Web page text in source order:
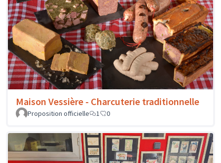
Maison Vessière - Charcuterie traditionnelle
Proposition officielle 1 0